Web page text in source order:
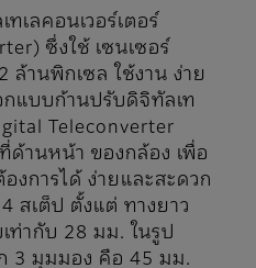
เลคอนเวอร์เตอร์
ซึ่งใช้ เซนเซอร์
ล้านพิกเซล ใช้งาน ง่าย
แบบก้านปรับดิจิทัลเท
Teleconverter
ด้านหน้า ของกล้อง เพื่อ
งการได้ ง่ายและสะดวก
สเต็ป ตั้งแต่ ทางยาว
ท่ากับ 28 มม. ในรูป
3 มุมมอง คือ 45 มม.